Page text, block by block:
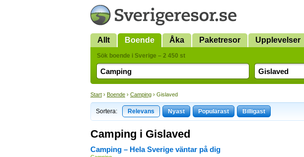
Allt Boende Åka Paketresor Upplevelser
Sök boende i Sverige – 2 450 st
Start › Boende › Camping › Gislaved
Sortera: Relevans Nyast Populärast Billigast
Camping i Gislaved
Camping – Hela Sverige väntar på dig